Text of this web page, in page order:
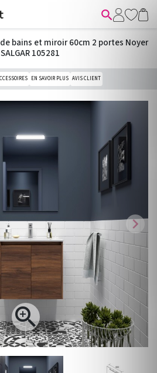


chevron_right
bains et miroir 60cm 2 portes Noyer
105281
EN SAVOIR PLUS AVIS CLIENT